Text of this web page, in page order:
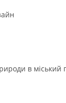
в міський